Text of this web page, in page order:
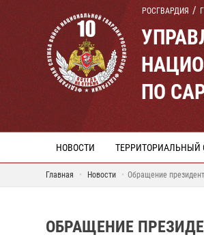
РОСГВАРДИЯ
ПО
НОВОСТИ ТЕРРИТОРИАЛЬНЫЙ
Главная Новости Обращение
ОБРАЩЕНИЕ